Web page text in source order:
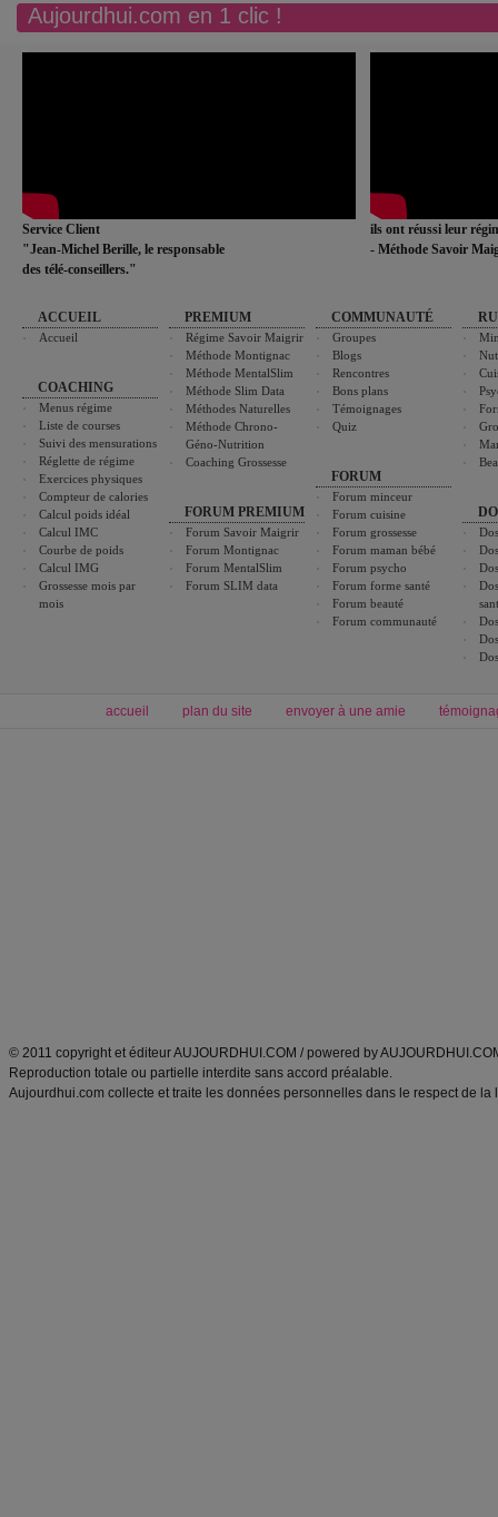
Aujourdhui.com en 1 clic !
Service Client
"Jean-Michel Berille, le responsable
des télé-conseillers."
ils ont réussi leur
- Méthode Savoir
ACCUEIL
Accueil
COACHING
Menus régime
Liste de courses
Suivi des mensurations
Réglette de régime
Exercices physiques
Compteur de calories
Calcul poids idéal
Calcul IMC
Courbe de poids
Calcul IMG
Grossesse mois par
mois
PREMIUM
Régime Savoir Maigrir
Méthode Montignac
Méthode MentalSlim
Méthode Slim Data
Méthodes Naturelles
Méthode Chrono-
Géno-Nutrition
Coaching Grossesse
FORUM PREMIUM
Forum Savoir Maigrir
Forum Montignac
Forum MentalSlim
Forum SLIM data
COMMUNAUTÉ
Groupes
Blogs
Rencontres
Bons plans
Témoignages
Quiz
FORUM
Forum minceur
Forum cuisine
Forum grossesse
Forum maman bébé
Forum psycho
Forum forme santé
Forum beauté
Forum communauté
accueil plan du site envoyer à une amie
© 2011 copyright et éditeur AUJOURDHUI.COM / powered by
Reproduction totale ou partielle interdite sans accord préalable.
Aujourdhui.com collecte et traite les données personnelles dans le respect de